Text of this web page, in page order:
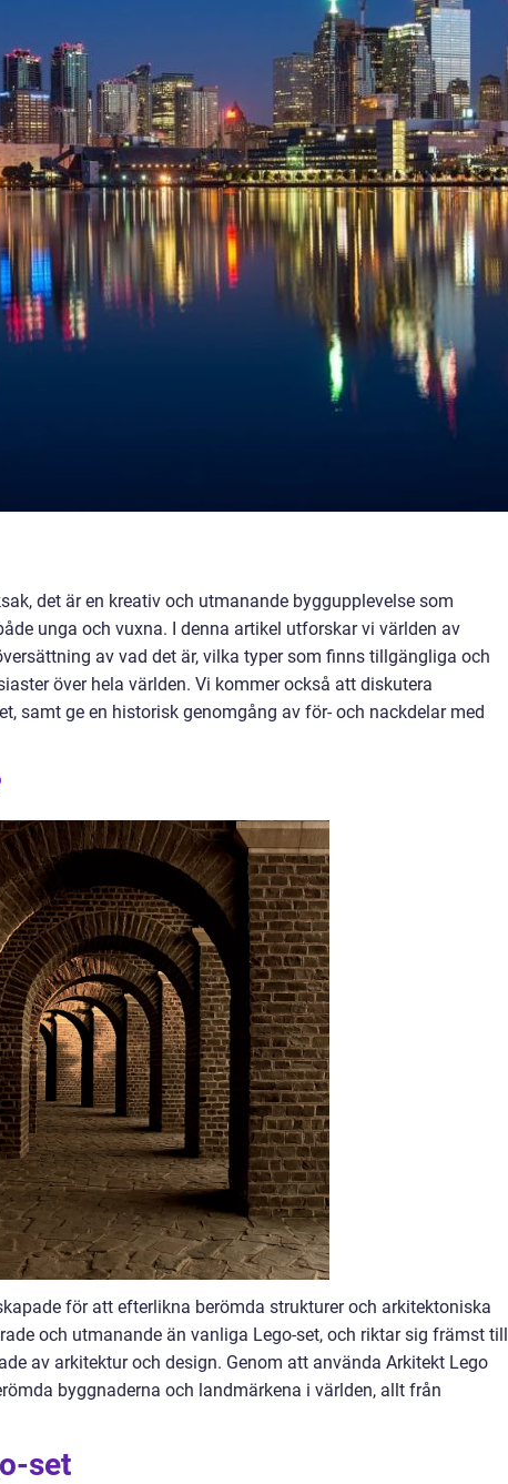
det är en kreativ och utmanande byggupplevelse som
unga och vuxna. I denna artikel utforskar vi världen av
av vad det är, vilka typer som finns tillgängliga och
över hela världen. Vi kommer också att diskutera
samt ge en historisk genomgång av för- och nackdelar med
för att efterlikna berömda strukturer och arkitektoniska
och utmanande än vanliga Lego-set, och riktar sig främst till
av arkitektur och design. Genom att använda Arkitekt Lego
byggnaderna och landmärkena i världen, allt från
set